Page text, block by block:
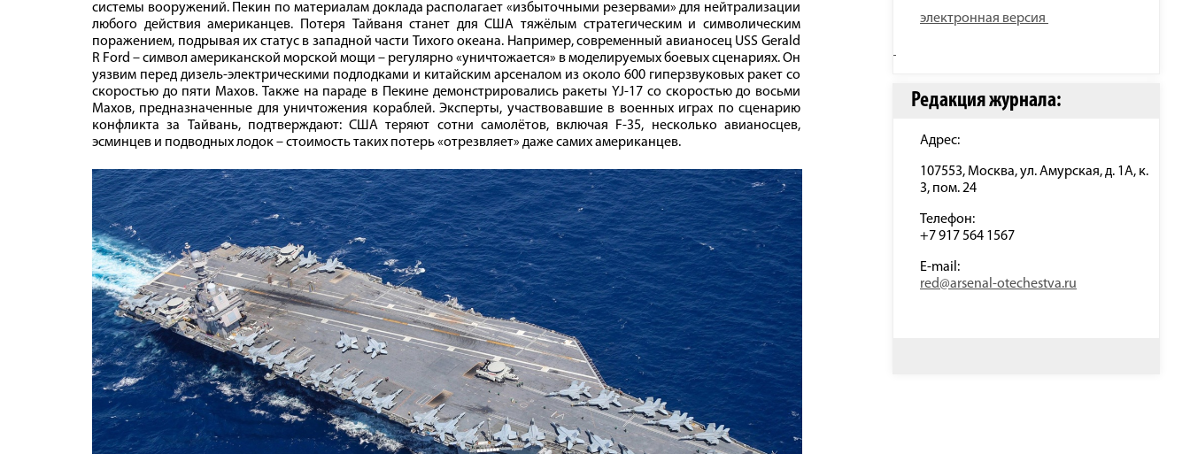
системы вооружений. Пекин по материалам доклада располагает «избыточными резервами» для нейтрализации
любого действия американцев. Потеря Тайваня станет для США тяжёлым стратегическим и символическим
поражением, подрывая их статус в западной части Тихого океана. Например, современный авианосец USS Gerald
R Ford – символ американской морской мощи – регулярно «уничтожается» в моделируемых боевых сценариях. Он
уязвим перед дизель-электрическими подлодками и китайским арсеналом из около 600 гиперзвуковых ракет со
скоростью до пяти Махов. Также на параде в Пекине демонстрировались ракеты YJ-17 со скоростью до восьми
Махов, предназначенные для уничтожения кораблей. Эксперты, участвовавшие в военных играх по сценарию
конфликта за Тайвань, подтверждают: США теряют сотни самолётов, включая F-35, несколько авианосцев,
эсминцев и подводных лодок – стоимость таких потерь «отрезвляет» даже самих американцев.
электронная версия
Редакция журнала:
Адрес:
107553, Москва, ул. Амурская, д. 1А, к.
3, пом. 24
Телефон:
+7 917 564 1567
E-mail:
red@arsenal-otechestva.ru